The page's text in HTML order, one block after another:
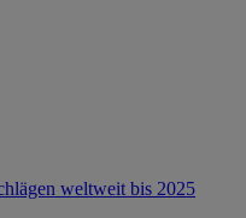
weltweit bis 2025